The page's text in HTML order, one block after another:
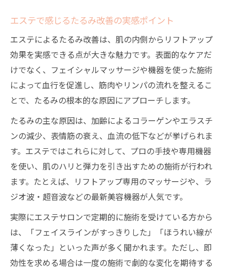
エステで感じるたるみ改善の実感ポイント
エステによるたるみ改善は、肌の内側からリフトアップ
効果を実感できる点が大きな魅力です。表面的なケアだ
けでなく、フェイシャルマッサージや機器を使った施術
によって血行を促進し、筋肉やリンパの流れを整えるこ
とで、たるみの根本的な原因にアプローチします。
たるみの主な原因は、加齢によるコラーゲンやエラスチ
ンの減少、表情筋の衰え、血流の低下などが挙げられま
す。エステではこれらに対して、プロの手技や専用機器
を使い、肌のハリと弾力を引き出すための施術が行われ
ます。たとえば、リフトアップ専用のマッサージや、ラ
ジオ波・超音波などの最新美容機器が人気です。
実際にエステサロンで定期的に施術を受けている方から
は、「フェイスラインがすっきりした」「ほうれい線が
薄くなった」といった声が多く聞かれます。ただし、即
効性を求める場合は一度の施術で劇的な変化を期待する